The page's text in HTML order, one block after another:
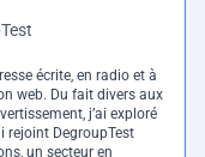
écrite, en radio et à
web. Du fait divers aux
j’ai exploré
rejoint DegroupTest
un secteur en